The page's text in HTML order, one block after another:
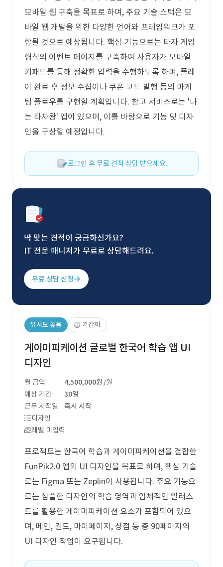
모바일 웹 구축을 목표로 하며, 주요 기술 스택은 모
바일 웹 개발을 위한 다양한 언어와 프레임워크가 포
함될 것으로 예상됩니다. 핵심 기능으로는 타자 게임
형식의 이벤트 페이지를 구축하여 사용자가 모바일
키패드를 통해 정확한 입력을 수행하도록 하며, 플레
이 완료 후 정보 수집이나 쿠폰 코드 발행 등의 마케
팅 플로우를 구현할 계획입니다. 참고 서비스로는 '나
는 타자왕' 앱이 있으며, 이를 바탕으로 기능 및 디자
인을 구상할 예정입니다.
로그인 후 무료 견적 상담 받으세요.
딱 맞는 견적이 궁금하신가요?
IT 전문 매니저가 무료로 상담해드려요.
무료 상담 신청
유사도 높음 기간제
게이미피케이션 글로벌 한국어 학습 앱 UI
디자인
월 금액 4,500,000원 /월
예상 기간
30일
근무 시작일
즉시 시작
디자인
레벨 미입력
프로젝트는 한국어 학습과 게이미피케이션을 결합한
FunPik2.0 앱의 UI 디자인을 목표로 하며, 핵심 기술
로는 Figma 또는 Zeplin이 사용됩니다. 주요 기능으
로는 심플한 디자인의 학습 영역과 입체적인 일러스
트를 활용한 게이미피케이션 요소가 포함되어 있으
며, 메인, 길드, 마이페이지, 상점 등 총 90페이지의
UI 디자인 작업이 요구됩니다.